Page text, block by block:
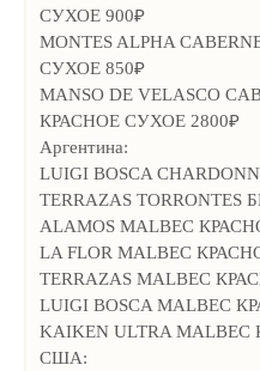
СУХОЕ 900₽
MONTES ALPHA
СУХОЕ 850₽
MANSO DE VELASCO
КРАСНОЕ СУХОЕ 2800₽
Аргентина:
LUIGI BOSCA
TERRAZAS
ALAMOS MALBEC
LA FLOR MALBEC
TERRAZAS MALBEC
LUIGI BOSCA MALBEC
KAIKEN ULTRA
США: